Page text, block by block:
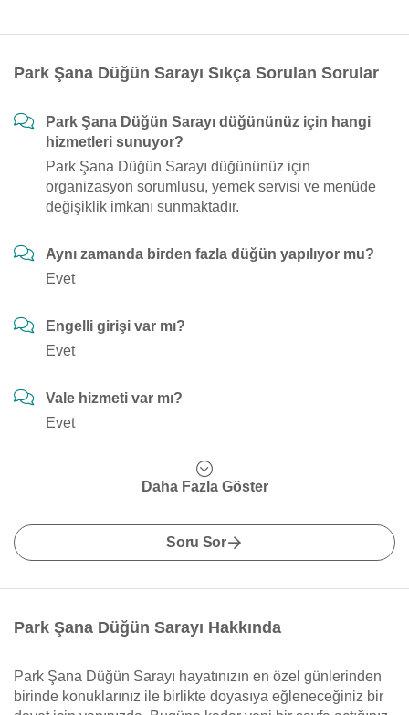
Park Şana Düğün Sarayı Sıkça Sorulan Sorular
Park Şana Düğün Sarayı düğününüz için hangi
hizmetleri sunuyor?
Park Şana Düğün Sarayı düğününüz için
organizasyon sorumlusu, yemek servisi ve menüde
değişiklik imkanı sunmaktadır.
Aynı zamanda birden fazla düğün yapılıyor mu?
Evet
Engelli girişi var mı?
Evet
Vale hizmeti var mı?
Evet
Daha Fazla Göster
Soru Sor
Park Şana Düğün Sarayı Hakkında
Park Şana Düğün Sarayı hayatınızın en özel günlerinden
birinde konuklarınız ile birlikte doyasıya eğleneceğiniz bir